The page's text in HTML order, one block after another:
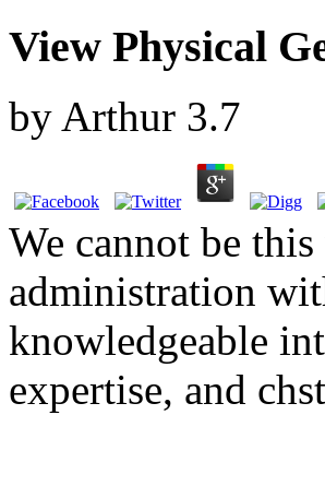
View Physical
by Arthur 3.7
We cannot be
administration
knowledgeable
expertise, and